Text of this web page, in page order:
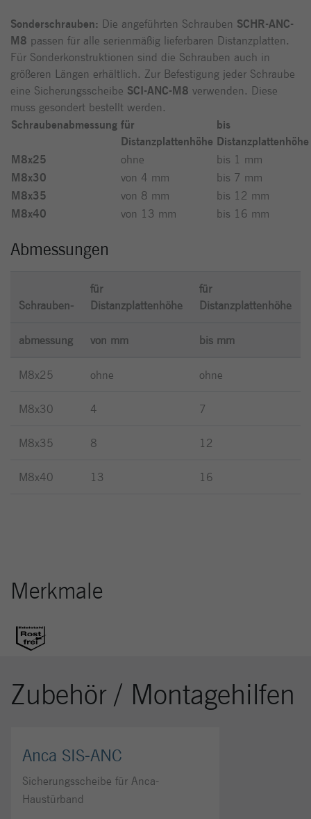
Sonderschrauben: Die angeführten Schrauben SCHR-ANC-
M8 passen für alle serienmäßig lieferbaren Distanzplatten.
Für Sonderkonstruktionen sind die Schrauben auch in
größeren Längen erhältlich. Zur Befestigung jeder Schraube
eine Sicherungsscheibe SCI-ANC-M8 verwenden. Diese
muss gesondert bestellt werden.
Schraubenabmessung für
Distanzplattenhöhe
bis
Distanzplattenhöhe
M8x25
ohne
bis 1 mm
M8x30
von 4 mm
bis 7 mm
M8x35
von 8 mm
bis 12 mm
M8x40
von 13 mm bis 16 mm
Abmessungen
Schrauben-
für
Distanzplattenhöhe
für
Distanzplattenhöhe
abmessung von mm bis mm
M8x25 ohne ohne
M8x30 4 7
M8x35 8 12
M8x40 13 16
Merkmale
Zubehör / Montagehilfen
Anca SIS-ANC
Sicherungsscheibe für Anca-
Haustürband